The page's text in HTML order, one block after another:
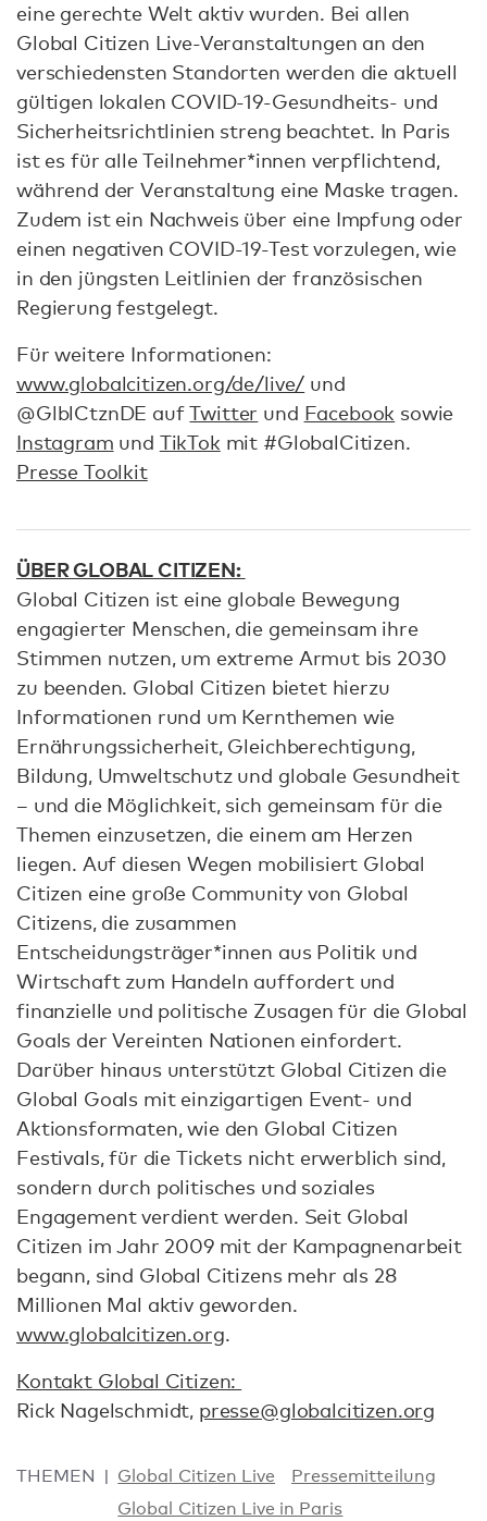
eine gerechte Welt aktiv wurden. Bei allen
Global Citizen Live-Veranstaltungen an den
verschiedensten Standorten werden die aktuell
gültigen lokalen COVID-19-Gesundheits- und
Sicherheitsrichtlinien streng beachtet. In Paris
ist es für alle Teilnehmer*innen verpflichtend,
während der Veranstaltung eine Maske tragen.
Zudem ist ein Nachweis über eine Impfung oder
einen negativen COVID-19-Test vorzulegen, wie
in den jüngsten Leitlinien der französischen
Regierung festgelegt.
Für weitere Informationen:
www.globalcitizen.org/de/live/ und
@GlblCtznDE aufTwitter und Facebook sowie
Instagram und TikTok mit #GlobalCitizen.
Presse Toolkit
ÜBER GLOBAL CITIZEN:
Global Citizen ist eine globale Bewegung
engagierter Menschen, die gemeinsam ihre
Stimmen nutzen, um extreme Armut bis 2030
zu beenden. Global Citizen bietet hierzu
Informationen rund um Kernthemen wie
Ernährungssicherheit, Gleichberechtigung,
Bildung, Umweltschutz und globale Gesundheit
– und die Möglichkeit, sich gemeinsam für die
Themen einzusetzen, die einem am Herzen
liegen. Auf diesen Wegen mobilisiert Global
Citizen eine große Community von Global
Citizens, die zusammen
Entscheidungsträger*innen aus Politik und
Wirtschaft zum Handeln auffordert und
finanzielle und politische Zusagen für die Global
Goals der Vereinten Nationen einfordert.
Darüber hinaus unterstützt Global Citizen die
Global Goals mit einzigartigen Event- und
Aktionsformaten, wie den Global Citizen
Festivals, für die Tickets nicht erwerblich sind,
sondern durch politisches und soziales
Engagement verdient werden. Seit Global
Citizen im Jahr 2009 mit der Kampagnenarbeit
begann, sind Global Citizens mehr als 28
Millionen Mal aktiv geworden.
www.globalcitizen.org.
Kontakt Global Citizen:
Rick Nagelschmidt, presse@globalcitizen.org
THEMEN Global Citizen Live
Pressemitteilung
Global Citizen Live in Paris